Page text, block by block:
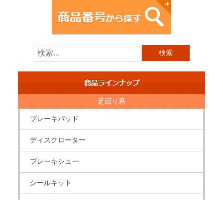
足回り系
ブレーキパッド
ディスクローター
ブレーキシュー
シールキット